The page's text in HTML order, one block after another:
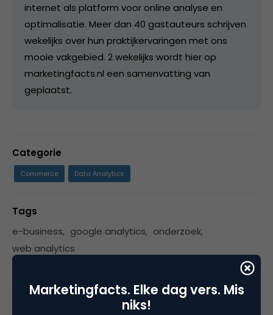
internet als platform voor online analyse en
optimalisatie. Meer dan 40 gastauteurs schrijven
wekelijks over hun praktijkervaringen met ons
mooie vakgebied. 2 wekelijks wordt hier op
marketingfacts.nl een samenvatting van
geplaatst.
Categorie
Commerce Data Analytics
Tags
e-business, google analytics, onderzoek,
web analytics
Marketingfacts. Elke dag vers. Mis
niks!